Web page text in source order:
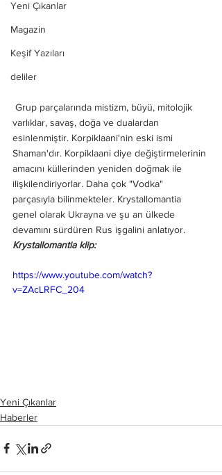
Yeni Çıkanlar
Magazin
Keşif Yazıları
deliler
varlıklar, savaş, doğa ve dualardan
esinlenmiştir. Korpiklaani'nin eski ismi
Shaman'dır. Korpiklaani diye değiştirmelerinin
amacını küllerinden yeniden doğmak ile
ilişkilendiriyorlar. Daha çok "Vodka"
parçasıyla bilinmekteler. Krystallomantia
genel olarak Ukrayna ve şu an ülkede
devamını sürdüren Rus işgalini anlatıyor.
Krystallomantia klip:
https://www.youtube.com/watch?
v=ZAcLRFC_204
Yeni Çıkanlar
Haberler